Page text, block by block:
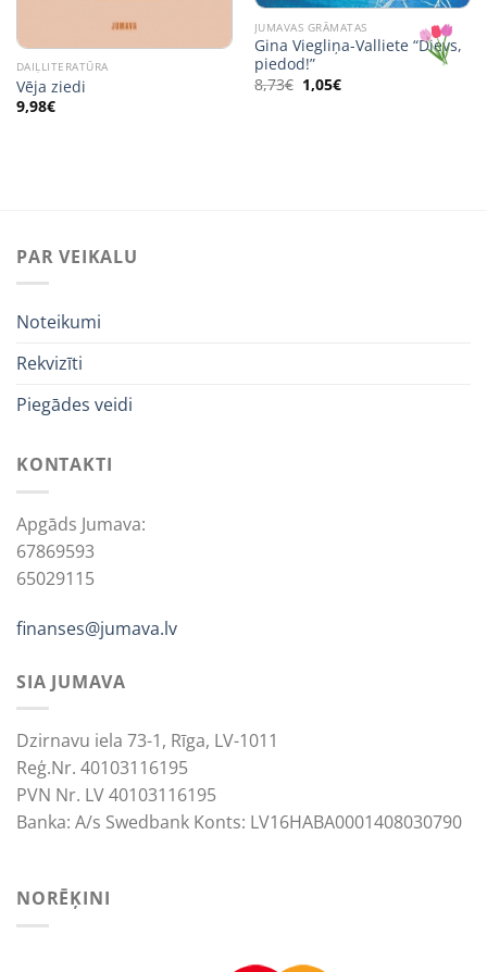
DAIĻLITERATŪRA
Vēja ziedi
9,98€
JUMAVAS GRĀMATAS
Gina Viegliņa-Valliete “Dievs,
piedod!”
8,73€ Original
price
1,05€Current
price
PAR VEIKALU
Noteikumi
Rekvizīti
Piegādes veidi
KONTAKTI
Apgāds Jumava:
67869593
65029115
finanses@jumava.lv
SIA JUMAVA
Dzirnavu iela 73-1, Rīga, LV-1011
Reģ.Nr. 40103116195
PVN Nr. LV 40103116195
Banka: A/s Swedbank Konts: LV16HABA0001408030790
NORĒĶINI